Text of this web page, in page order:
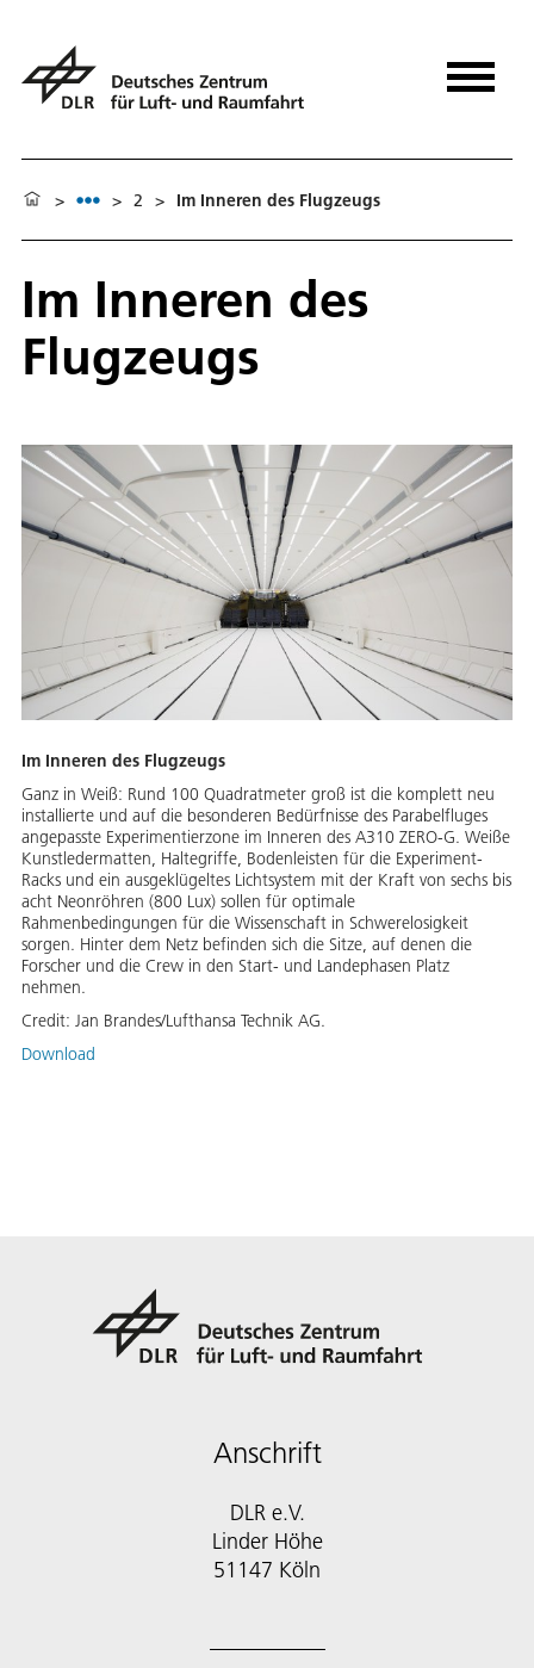
> > 2 > Im Inneren des Flugzeugs
Im Inneren des
Flugzeugs
Im Inneren des Flugzeugs
Ganz in Weiß: Rund 100 Quadratmeter groß ist die komplett neu
installierte und auf die besonderen Bedürfnisse des Parabelfluges
angepasste Experimentierzone im Inneren des A310 ZERO-G. Weiße
Kunstledermatten, Haltegriffe, Bodenleisten für die Experiment-
Racks und ein ausgeklügeltes Lichtsystem mit der Kraft von sechs bis
acht Neonröhren (800 Lux) sollen für optimale
Rahmenbedingungen für die Wissenschaft in Schwerelosigkeit
sorgen. Hinter dem Netz befinden sich die Sitze, auf denen die
Forscher und die Crew in den Start- und Landephasen Platz
nehmen.
Credit: Jan Brandes/Lufthansa Technik AG.
Download
Anschrift
DLR e.V.
Linder Höhe
51147 Köln